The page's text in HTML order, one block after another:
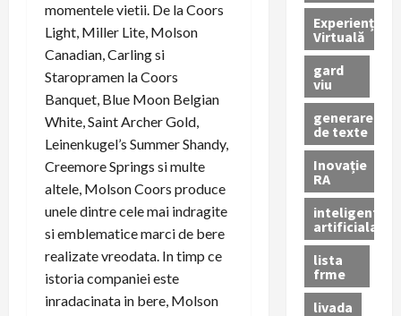
momentele vietii. De la Coors
Light, Miller Lite, Molson
Canadian, Carling si
Staropramen la Coors
Banquet, Blue Moon Belgian
White, Saint Archer Gold,
Leinenkugel’s Summer Shandy,
Creemore Springs si multe
altele, Molson Coors produce
unele dintre cele mai indragite
si emblematice marci de bere
realizate vreodata. In timp ce
istoria companiei este
inradacinata in bere, Molson
Experiență
Virtuală
gard
viu
generare
de texte
Inovație
RA
inteligenta
artificiala
lista
frme
livada